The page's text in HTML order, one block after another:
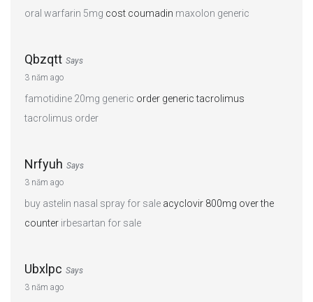
oral warfarin 5mg cost coumadin maxolon generic
Qbzqtt Says
3 năm ago
famotidine 20mg generic order generic tacrolimus
tacrolimus order
Nrfyuh Says
3 năm ago
buy astelin nasal spray for sale acyclovir 800mg over the
counter irbesartan for sale
Ubxlpc Says
3 năm ago